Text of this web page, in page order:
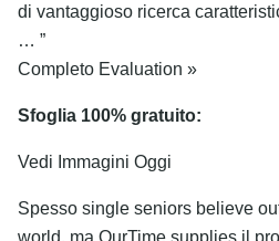
di vantaggioso ricerca
… ”
Completo Evaluation »
Sfoglia 100% gratuito:
Vedi Immagini Oggi
Spesso single seniors believe
world, ma OurTime supplies il